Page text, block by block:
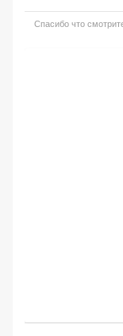
Спасибо что